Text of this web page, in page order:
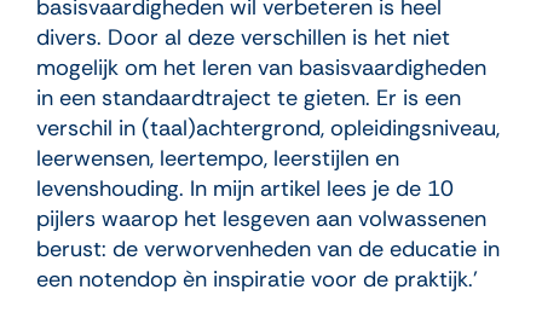
basisvaardigheden wil verbeteren is heel
divers. Door al deze verschillen is het niet
mogelijk om het leren van basis­vaardigheden
in een standaardtraject te gieten. Er is een
verschil in (taal)achtergrond, opleidingsniveau,
leerwensen, leertempo, leerstijlen en
levenshouding. In mijn artikel lees je de 10
pijlers waarop het lesgeven aan volwassenen
berust: de verworvenheden van de educatie in
een notendop èn inspiratie voor de praktijk.’